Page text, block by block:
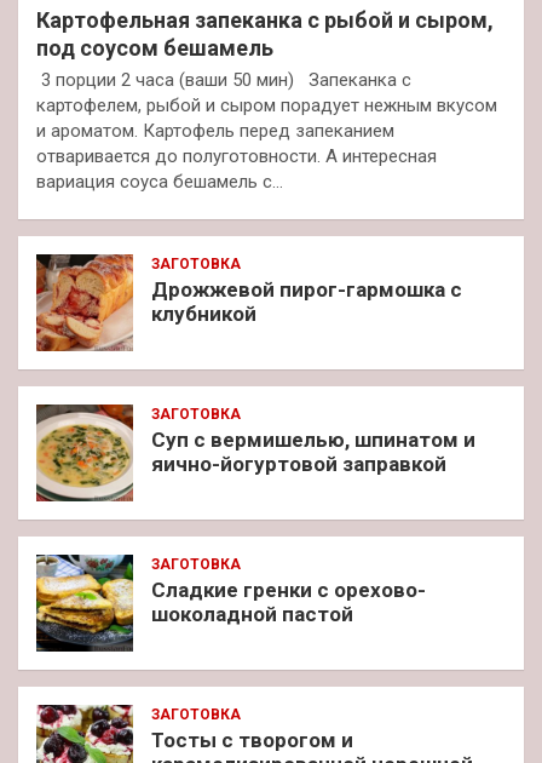
Картофельная запеканка с рыбой и сыром,
под соусом бешамель
3 порции 2 часа (ваши 50 мин) Запеканка с
картофелем, рыбой и сыром порадует нежным вкусом
и ароматом. Картофель перед запеканием
отваривается до полуготовности. А интересная
вариация соуса бешамель с…
ЗАГОТОВКА
Дрожжевой пирог-гармошка с
клубникой
ЗАГОТОВКА
Суп с вермишелью, шпинатом и
яично-йогуртовой заправкой
ЗАГОТОВКА
Сладкие гренки с орехово-
шоколадной пастой
ЗАГОТОВКА
Тосты с творогом и